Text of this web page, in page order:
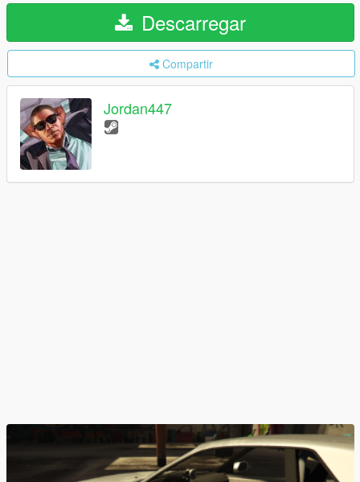
Descarregar
Compartir
Jordan447